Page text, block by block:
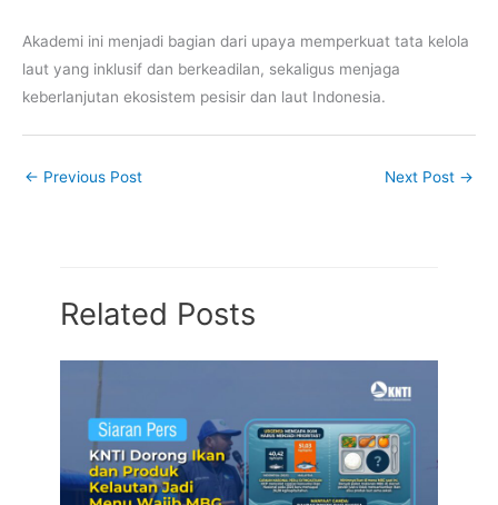
Akademi ini menjadi bagian dari upaya memperkuat tata kelola
laut yang inklusif dan berkeadilan, sekaligus menjaga
keberlanjutan ekosistem pesisir dan laut Indonesia.
← Previous Post Next Post →
Related Posts